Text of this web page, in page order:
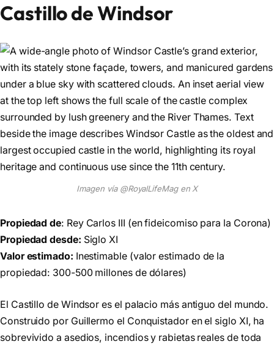
Castillo de Windsor
Imagen vía @RoyalLifeMag en X
Propiedad de: Rey Carlos III (en fideicomiso para la Corona)
Propiedad desde: Siglo XI
Valor estimado: Inestimable (valor estimado de la
propiedad: 300-500 millones de dólares)
El Castillo de Windsor es el palacio más antiguo del mundo.
Construido por Guillermo el Conquistador en el siglo XI, ha
sobrevivido a asedios, incendios y rabietas reales de toda